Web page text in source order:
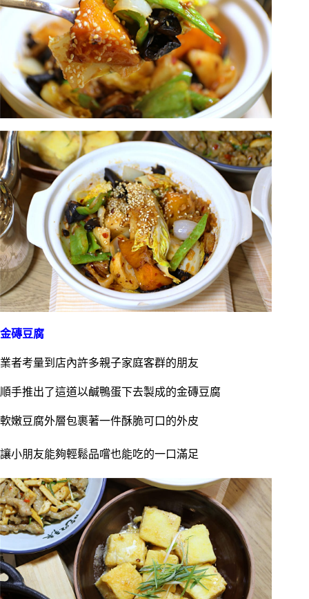
金磚豆腐
業者考量到店內許多親子家庭客群的朋友
順手推出了這道以鹹鴨蛋下去製成的金磚豆腐
軟嫩豆腐外層包裹著一件酥脆可口的外皮
讓小朋友能夠輕鬆品嚐也能吃的一口滿足